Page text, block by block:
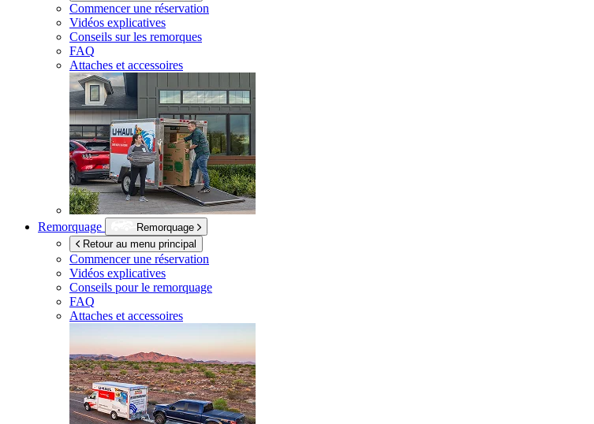
Commencer une réservation
Vidéos explicatives
Conseils sur les remorques
FAQ
Attaches et accessoires
Remorquage
Remorquage
Retour au menu principal
Commencer une réservation
Vidéos explicatives
Conseils pour le remorquage
FAQ
Attaches et accessoires